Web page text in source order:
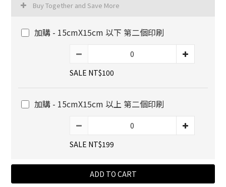
Buy Together and Save More
加購 - 15cmX15cm 以下 第二個印刷
SALE NT$100
加購 - 15cmX15cm 以上 第二個印刷
SALE NT$199
ADD TO CART